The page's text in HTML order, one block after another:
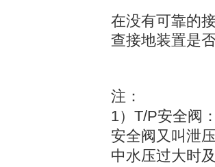
在没有可靠的
查接地装置是
注：
1） T/P安全阀
安全阀又叫 泄
中水压过大时